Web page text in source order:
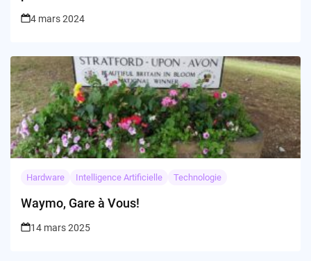
4 mars 2024
Hardware Intelligence Artificielle Technologie
Waymo, Gare à Vous!
14 mars 2025